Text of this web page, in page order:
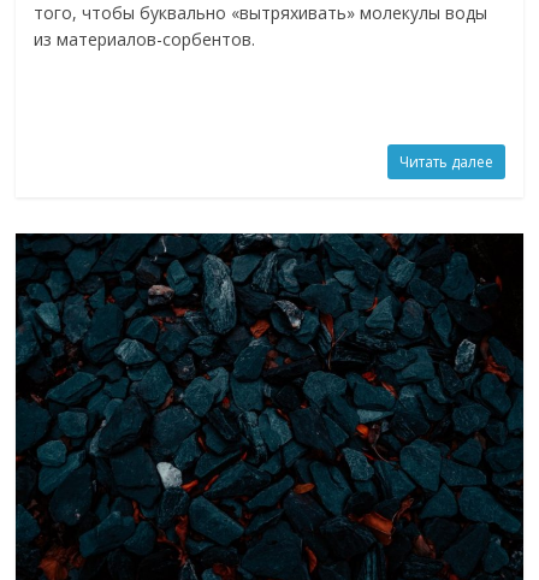
того, чтобы буквально «вытряхивать» молекулы воды
из материалов-сорбентов.
Читать далее